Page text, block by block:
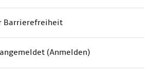
Barrierefreiheit
(Anmelden)